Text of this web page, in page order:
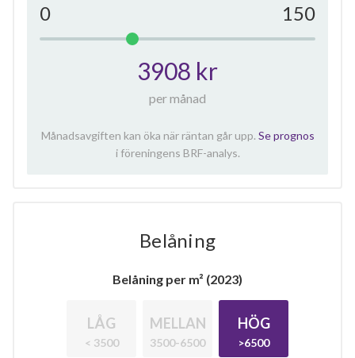
0 150
3908 kr
per månad
Månadsavgiften kan öka när räntan går upp. Se prognos
i föreningens BRF-analys.
Belåning
Belåning per m² (2023)
LÅG
< 3500
MELLAN
3500-6500
HÖG
>6500